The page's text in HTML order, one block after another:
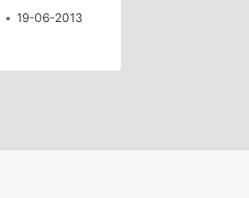
19-06-2013